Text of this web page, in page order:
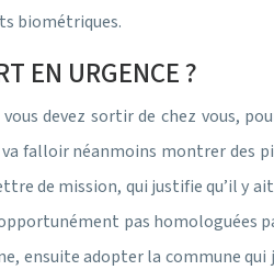
biométriques.
EN URGENCE ?
devez sortir de chez vous,
falloir néanmoins montrer des
de mission, qui justifie qu’il y
pas homologuées
ensuite adopter la commune